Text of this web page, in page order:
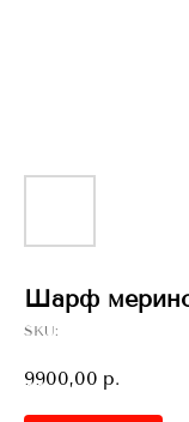
Шарф
SKU:
9900,00 р.